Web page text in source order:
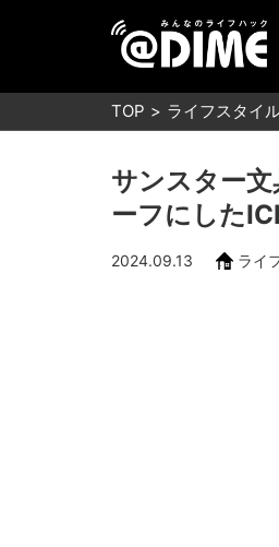
TOP ライフスタイ
サンスター
ーフにした
2024.09.13 ライ